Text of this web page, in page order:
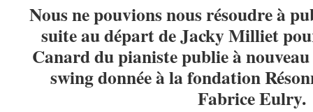
Nous ne pouvions nous résoudre à
suite au départ de Jacky Milliet
Canard du pianiste publie à
swing donnée à la fondation
Fabrice Eulry.